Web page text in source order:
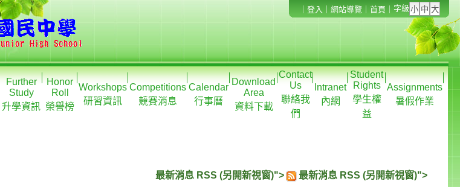
登入 網站導覽 首頁 字級
Further
Study
升學資訊
Honor
Roll
榮譽榜
Workshops
研習資訊
Competitions
競賽消息
Calendar
行事曆
Download
Area
資料下載
Contact
Us
聯絡我
們
Intranet
內網
Student
Rights
學生權
益
Assignments
暑假作業
最新消息 RSS (另開新視窗)"> 最新消息 RSS (另開新視窗)">